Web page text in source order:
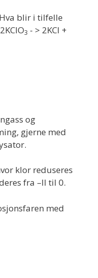
blir i tilfelle
3 - > 2KCl +
og
gjerne med
klor reduseres
fra –II til 0.
med